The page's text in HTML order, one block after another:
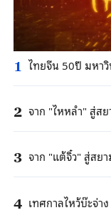
1 ไทยจีน 50ปี มหา
2 จาก "ไหหลํา" สู่สย
3 จาก "แต้จิ๋ว" สู่สยา
4 เทศกาลไหว้บ๊ะจ่าง